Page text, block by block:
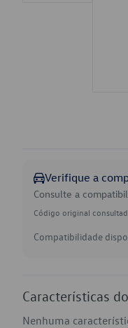
Verifique a
Consulte a
Código original
Compatibilidade
Características
Nenhuma